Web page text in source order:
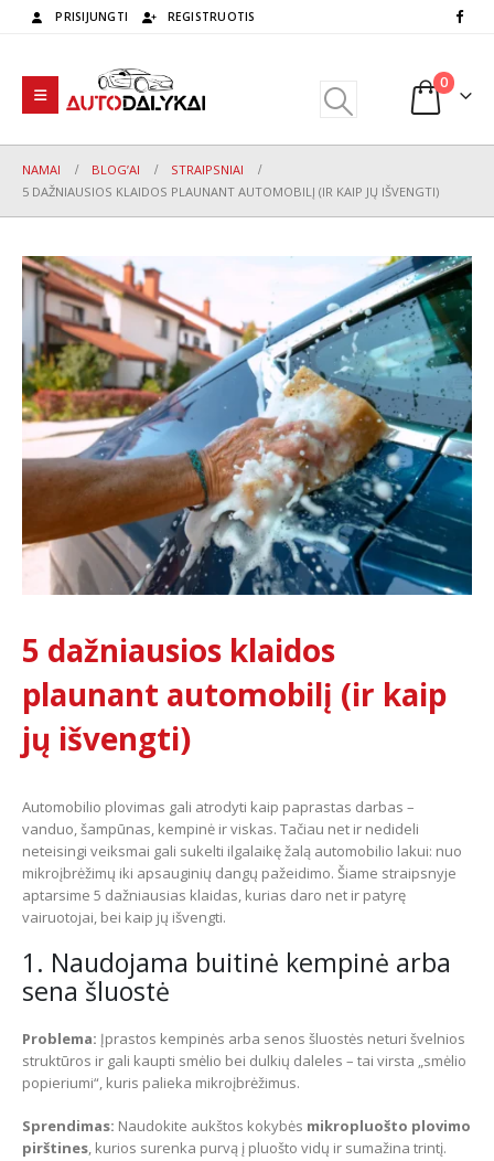
PRISIJUNGTI REGISTRUOTIS
0
NAMAI BLOG’AI
STRAIPSNIAI
5 DAŽNIAUSIOS KLAIDOS PLAUNANT AUTOMOBILĮ (IR KAIP JŲ IŠVENGTI)
5 dažniausios klaidos
plaunant automobilį (ir kaip
jų išvengti)
Automobilio plovimas gali atrodyti kaip paprastas darbas –
vanduo, šampūnas, kempinė ir viskas. Tačiau net ir nedideli
neteisingi veiksmai gali sukelti ilgalaikę žalą automobilio lakui: nuo
mikroįbrėžimų iki apsauginių dangų pažeidimo. Šiame straipsnyje
aptarsime 5 dažniausias klaidas, kurias daro net ir patyrę
vairuotojai, bei kaip jų išvengti.
1. Naudojama buitinė kempinė arba
sena šluostė
Problema: Įprastos kempinės arba senos šluostės neturi švelnios
struktūros ir gali kaupti smėlio bei dulkių daleles – tai virsta „smėlio
popieriumi“, kuris palieka mikroįbrėžimus.
Sprendimas: Naudokite aukštos kokybės mikropluošto plovimo
pirštines, kurios surenka purvą į pluošto vidų ir sumažina trintį.